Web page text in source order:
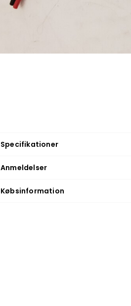
Specifikationer
Anmeldelser
Købsinformation